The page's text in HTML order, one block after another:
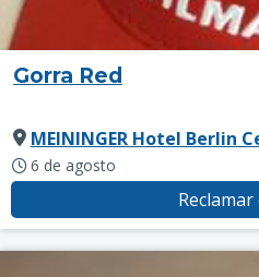
Gorra Red
MEININGER Hotel Berlin
6 de agosto